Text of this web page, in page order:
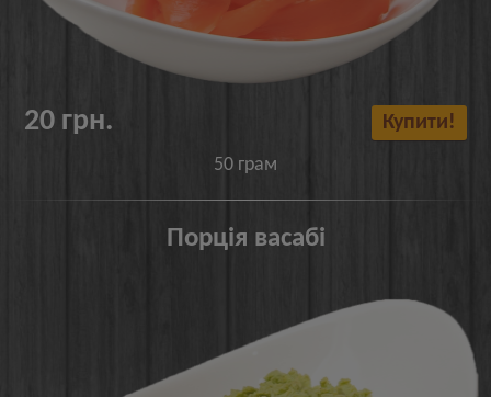
20 грн. Купити!
50 грам
Порція васабі